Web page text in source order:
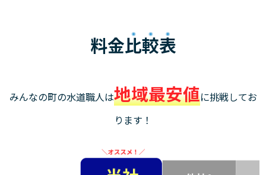
料金比較表
みんなの町の水道職人は地域最安値に挑戦してお
ります！